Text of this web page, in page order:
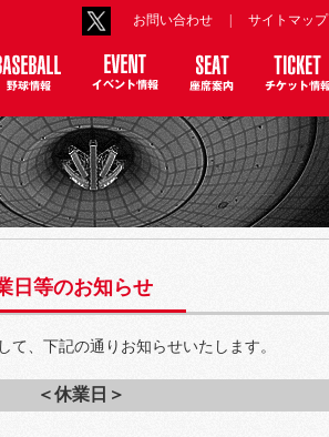
サイトマップ
お問い合わせ
日等のお知らせ
、下記の通りお知らせいたします。
＜休業日＞